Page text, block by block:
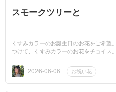
スモークツリーと
くすみカラーのお誕生日のお花をご希望
つけて、くすみカラーのお花をチョイス
2026-06-06 お祝い花